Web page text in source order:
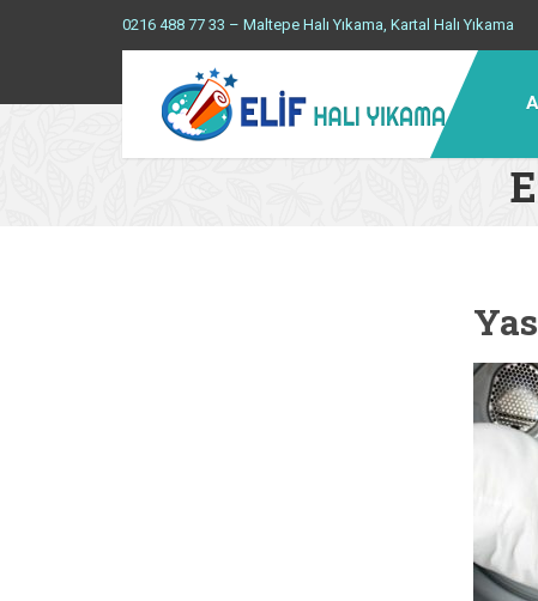
0216 488 77 33 – Maltepe Halı Yıkama, Kartal Halı Yıkama